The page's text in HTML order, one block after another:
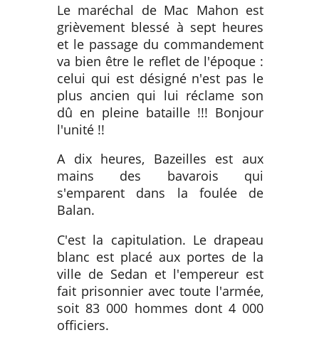
Le maréchal de Mac Mahon est
grièvement blessé à sept heures
et le passage du commandement
va bien être le reflet de l'époque :
celui qui est désigné n'est pas le
plus ancien qui lui réclame son
dû en pleine bataille !!! Bonjour
l'unité !!
A dix heures, Bazeilles est aux
mains des bavarois qui
s'emparent dans la foulée de
Balan.
C'est la capitulation. Le drapeau
blanc est placé aux portes de la
ville de Sedan et l'empereur est
fait prisonnier avec toute l'armée,
soit 83 000 hommes dont 4 000
officiers.